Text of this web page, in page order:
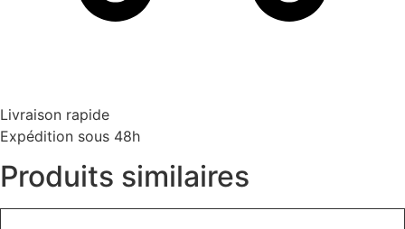
Livraison rapide
Expédition sous 48h
Produits similaires